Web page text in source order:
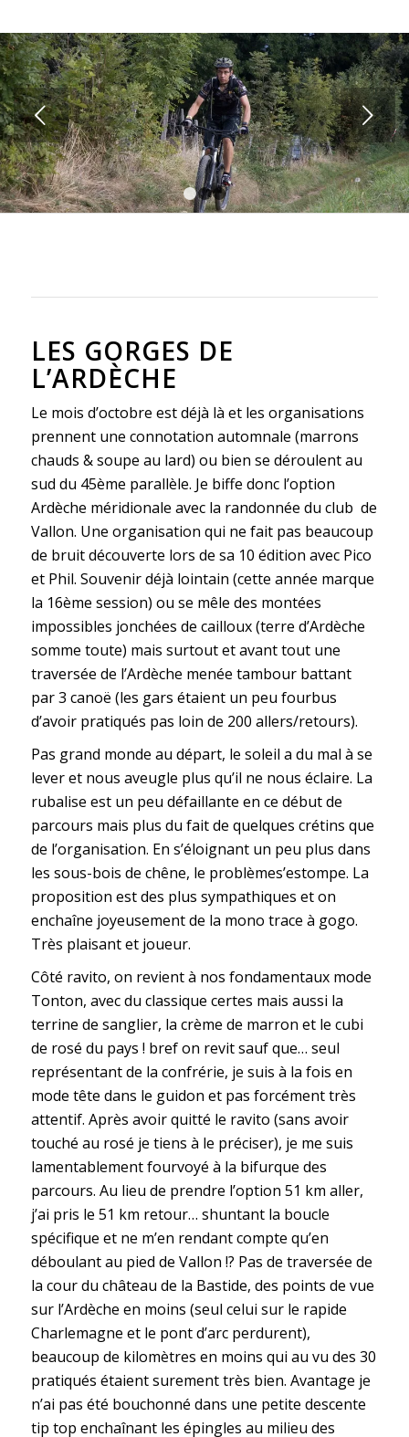
Suivant
1 2 3
LES GORGES DE
L’ARDÈCHE
Le mois d’octobre est déjà là et les organisations
prennent une connotation automnale (marrons
chauds & soupe au lard) ou bien se déroulent au
sud du 45ème parallèle. Je biffe donc l’option
Ardèche méridionale avec la randonnée du club de
Vallon. Une organisation qui ne fait pas beaucoup
de bruit découverte lors de sa 10 édition avec Pico
et Phil. Souvenir déjà lointain (cette année marque
la 16ème session) ou se mêle des montées
impossibles jonchées de cailloux (terre d’Ardèche
somme toute) mais surtout et avant tout une
traversée de l’Ardèche menée tambour battant
par 3 canoë (les gars étaient un peu fourbus
d’avoir pratiqués pas loin de 200 allers/retours).
Pas grand monde au départ, le soleil a du mal à se
lever et nous aveugle plus qu’il ne nous éclaire. La
rubalise est un peu défaillante en ce début de
parcours mais plus du fait de quelques crétins que
de l’organisation. En s’éloignant un peu plus dans
les sous-bois de chêne, le problèmes’estompe. La
proposition est des plus sympathiques et on
enchaîne joyeusement de la mono trace à gogo.
Très plaisant et joueur.
Côté ravito, on revient à nos fondamentaux mode
Tonton, avec du classique certes mais aussi la
terrine de sanglier, la crème de marron et le cubi
de rosé du pays ! bref on revit sauf que… seul
représentant de la confrérie, je suis à la fois en
mode tête dans le guidon et pas forcément très
attentif. Après avoir quitté le ravito (sans avoir
touché au rosé je tiens à le préciser), je me suis
lamentablement fourvoyé à la bifurque des
parcours. Au lieu de prendre l’option 51 km aller,
j’ai pris le 51 km retour… shuntant la boucle
spécifique et ne m’en rendant compte qu’en
déboulant au pied de Vallon !? Pas de traversée de
la cour du château de la Bastide, des points de vue
sur l’Ardèche en moins (seul celui sur le rapide
Charlemagne et le pont d’arc perdurent),
beaucoup de kilomètres en moins qui au vu des 30
pratiqués étaient surement très bien. Avantage je
n’ai pas été bouchonné dans une petite descente
tip top enchaînant les épingles au milieu des